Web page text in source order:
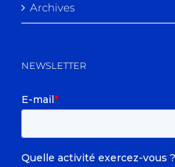
Archives
NEWSLETTER